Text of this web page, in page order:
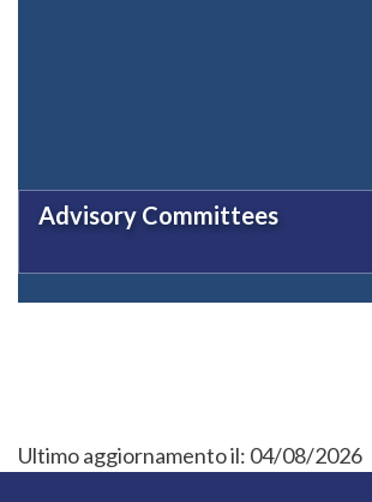
Advisory Committees
Ultimo aggiornamento il: 04/08/2026